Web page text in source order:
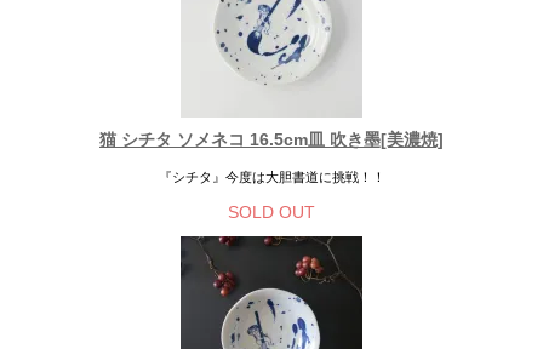
猫 シチタ ソメネコ 16.5cm皿 吹き墨[美濃焼]
『シチタ』今度は大胆書道に挑戦！！
SOLD OUT